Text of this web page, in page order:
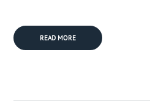
READ MORE